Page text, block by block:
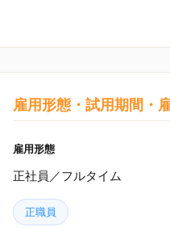
雇用形態・試用期間・
雇用形態
正社員／フルタイム
正職員